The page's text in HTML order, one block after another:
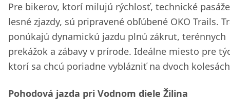
Pre bikerov, ktorí milujú rýchlosť, technické
lesné zjazdy, sú pripravené obľúbené OKO Trails.
ponúkajú dynamickú jazdu plnú zákrut, terénnych
prekážok a zábavy v prírode. Ideálne miesto pre
ktorí sa chcú poriadne vyblázniť na dvoch
Pohodová jazda pri Vodnom diele Žilina